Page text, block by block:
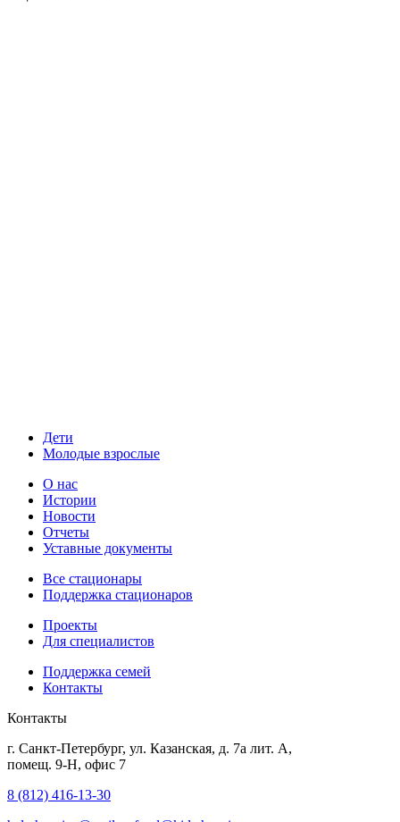
Дети
Молодые взрослые
О нас
Истории
Новости
Отчеты
Уставные документы
Все стационары
Поддержка стационаров
Проекты
Для специалистов
Поддержка семей
Контакты
Контакты
г. Санкт-Петербург, ул. Казанская, д. 7а лит. А,
помещ. 9-Н, офис 7
8 (812) 416-13-30